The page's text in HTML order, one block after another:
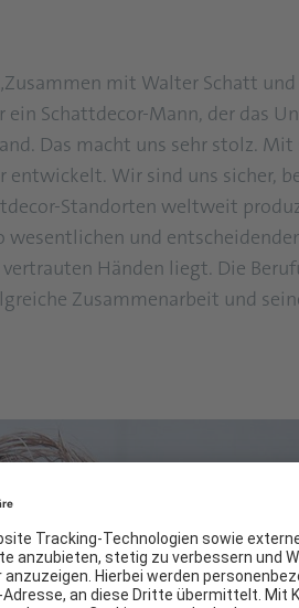
mit Walter Schatt
Schattdecor-Mann, der das
Das macht uns sehr stolz.
Wir sind uns sicher,
Standorten weltweit
und
Händen liegt. Die
Zusammenarbeit und